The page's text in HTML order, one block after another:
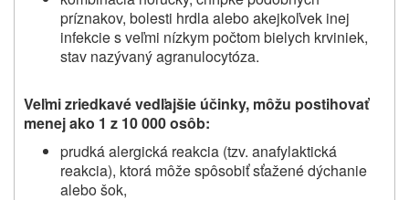
príznakov, bolesti hrdla alebo akejkoľvek inej
infekcie s veľmi nízkym počtom bielych krviniek,
stav nazývaný agranulocytóza.
Veľmi zriedkavé vedľajšie účinky, môžu postihovať
menej ako 1 z 10 000 osôb:
prudká alergická reakcia (tzv. anafylaktická
reakcia), ktorá môže spôsobiť sťažené dýchanie
alebo šok,